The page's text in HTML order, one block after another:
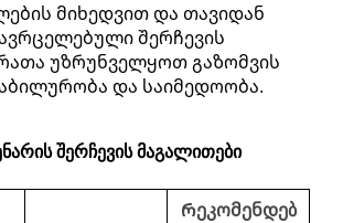
მიხედვით და თავიდან
შერჩევის
უზრუნველყოთ გაზომვის
და საიმედოობა.
შერჩევის მაგალითები
Რეკომენდებ